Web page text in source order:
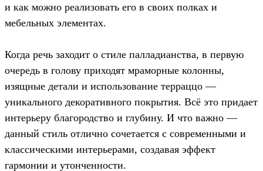
и как можно реализовать его в своих полках и
мебельных элементах.
Когда речь заходит о стиле палладианства, в первую
очередь в голову приходят мраморные колонны,
изящные детали и использование терраццо —
уникального декоративного покрытия. Всё это придает
интерьеру благородство и глубину. И что важно —
данный стиль отлично сочетается с современными и
классическими интерьерами, создавая эффект
гармонии и утонченности.